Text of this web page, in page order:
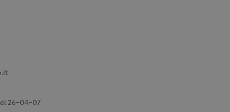
26-04-07